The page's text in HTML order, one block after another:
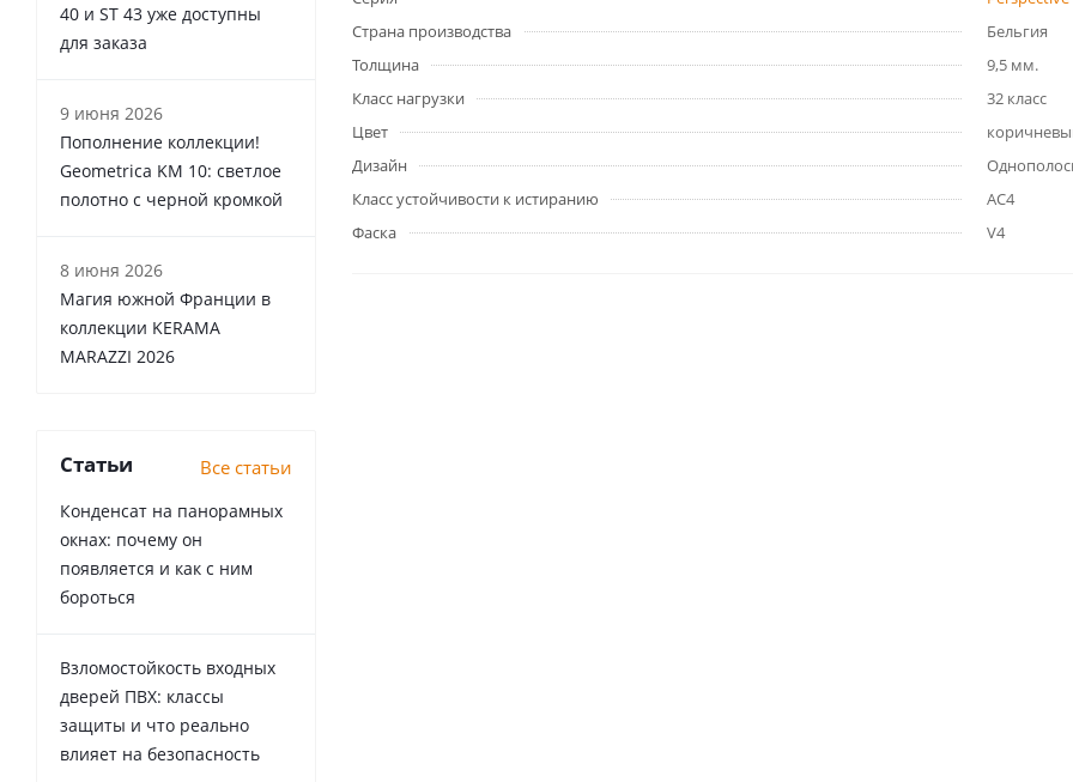
Страна производства
Бельгия
Толщина
9,5 мм.
Класс нагрузки
32 класс
Цвет
Дизайн
Класс устойчивости к истиранию
АС4
Фаска
V4
40 и ST 43 уже доступны
для заказа
9 июня 2026
Пополнение коллекции!
Geometrica KM 10: светлое
полотно с черной кромкой
8 июня 2026
Магия южной Франции в
коллекции KERAMA
MARAZZI 2026
Статьи Все статьи
Конденсат на панорамных
окнах: почему он
появляется и как с ним
бороться
Взломостойкость входных
дверей ПВХ: классы
защиты и что реально
влияет на безопасность